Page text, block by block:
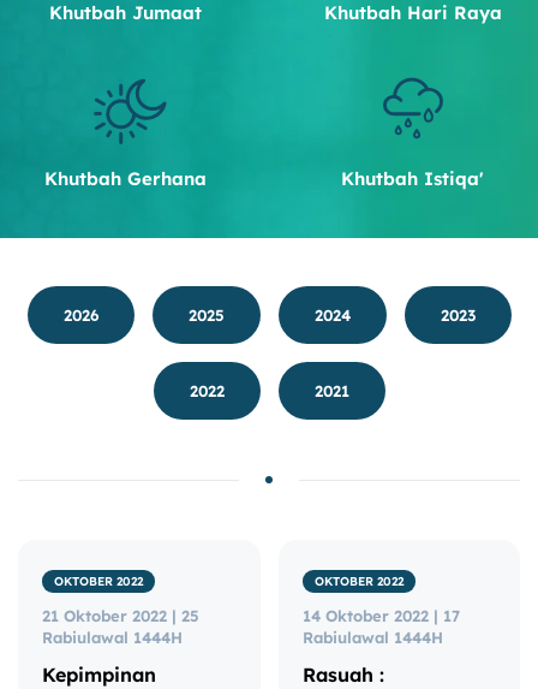
Khutbah Jumaat Khutbah Hari Raya
Khutbah Gerhana Khutbah Istiqa'
2026 2025 2024 2023
2022 2021
OKTOBER 2022
21 Oktober 2022 | 25
Rabiulawal 1444H
Kepimpinan
OKTOBER 2022
14 Oktober 2022 | 17
Rabiulawal 1444H
Rasuah :